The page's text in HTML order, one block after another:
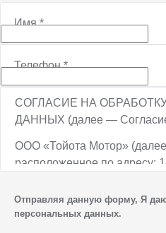
Имя*
Телефон*
СОГЛАСИЕ НА
ДАННЫХ (далее —
ООО «Тойота Мотор»
расположенное по адресу:
ТПЗ «Алтуфьево», вл. 5,
персональных данных.
Отправляя данную форму, Я даю
персональных данных.